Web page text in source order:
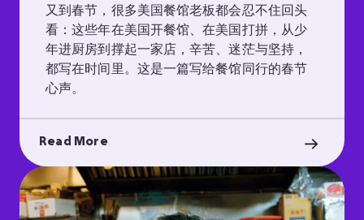
又到春节，很多美国餐馆老板都会忍不住回头
看：这些年在美国开餐馆、在美国打拼，从少
年进厨房到撑起一家店，辛苦、迷茫与坚持，
都写在时间里。这是一篇写给餐馆同行的春节
心声。
Read More